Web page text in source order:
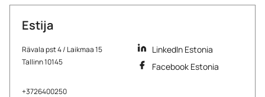
Estija
Rävala pst 4 / Laikmaa 15
Tallinn 10145
+3726400250
LinkedIn Estonia
Facebook Estonia